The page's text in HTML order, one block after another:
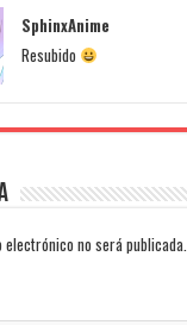
SphinxAnime
Resubido
no será publicada.